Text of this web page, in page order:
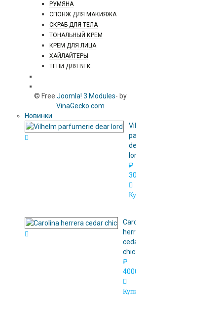
РУМЯНА
СПОНЖ ДЛЯ МАКИЯЖА
СКРАБ ДЛЯ ТЕЛА
ТОНАЛЬНЫЙ КРЕМ
КРЕМ ДЛЯ ЛИЦА
ХАЙЛАЙТЕРЫ
ТЕНИ ДЛЯ ВЕК
© Free Joomla! 3 Modules- by
VinaGecko.com
Новинки
Vilhelm
parfumerie
dear
lord
₽
3000.00
Купить
Сarolina
herrera
cedar
chic
₽
4000.00
Купить